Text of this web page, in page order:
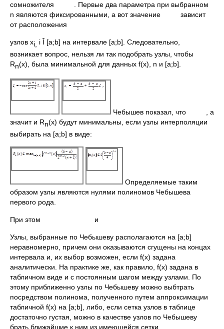
сомножителя . Первые два параметра при выбранном
n являются фиксированными, а вот значение зависит
от расположения
узлов xi, i Î [a;b] на интервале [a;b]. Следовательно,
возникает вопрос, нельзя ли так подобрать узлы, чтобы
Rn(x), была минимальной для данных f(x), n и [a;b].
Чебышев показал, что , а
значит и Rn(x) будут минимальны, если узлы интерполяции
выбирать на [a;b] в виде:
Определяемые таким
образом узлы являются нулями полиномов Чебышева
первого рода.
При этом и
Узлы, выбранные по Чебышеву располагаются на [a;b]
неравномерно, причем они оказываются сгущены на концах
интервала и, их выбор возможен, если f(x) задана
аналитически. На практике же, как правило, f(x) задана в
табличном виде и с постоянным шагом между узлами. По
этому приближенно узлы по Чебышеву можно выбтрать
посредством полинома, полученного путем аппроксимации
табличной f(x) на [a;b], либо, если сетка узлов в таблице
достаточно густая, можно в качестве узлов по Чебышеву
брать ближайшие к ним из имеющейся сетки.